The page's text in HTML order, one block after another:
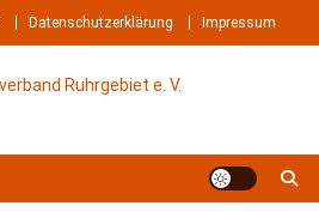
Datenschutzerklärung Impressum